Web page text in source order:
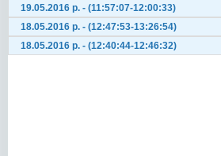
19.05.2016 р. - (11:57:07-12:00:33)
18.05.2016 р. - (12:47:53-13:26:54)
18.05.2016 р. - (12:40:44-12:46:32)